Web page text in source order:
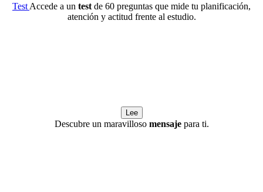
Test Accede a un test de 60 preguntas que mide tu planificación,
atención y actitud frente al estudio.
Lee
Descubre un maravilloso mensajepara ti.